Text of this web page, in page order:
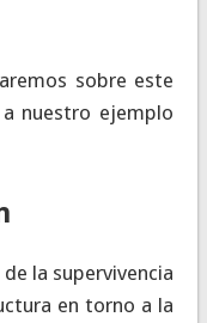
sobre este
nuestro ejemplo
la supervivencia
en torno a la